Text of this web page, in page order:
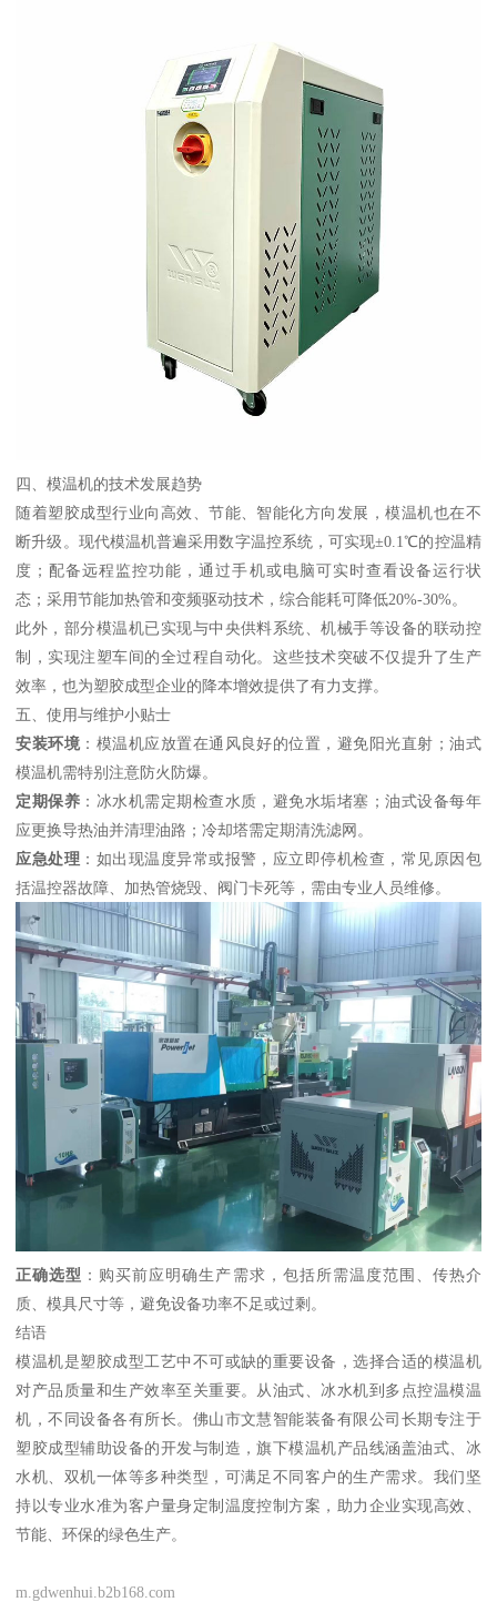
四、模温机的技术发展趋势
随着塑胶成型行业向高效、节能、智能化方向发展，模温机也在不
断升级。现代模温机普遍采用数字温控系统，可实现±0.1℃的控温精
度；配备远程监控功能，通过手机或电脑可实时查看设备运行状
态；采用节能加热管和变频驱动技术，综合能耗可降低20%-30%。
此外，部分模温机已实现与中央供料系统、机械手等设备的联动控
制，实现注塑车间的全过程自动化。这些技术突破不仅提升了生产
效率，也为塑胶成型企业的降本增效提供了有力支撑。
五、使用与维护小贴士
安装环境 ：模温机应放置在通风良好的位置，避免阳光直射；油式
模温机需特别注意防火防爆。
定期保养 ：冰水机需定期检查水质，避免水垢堵塞；油式设备每年
应更换导热油并清理油路；冷却塔需定期清洗滤网。
应急处理 ：如出现温度异常或报警，应立即停机检查，常见原因包
括温控器故障、加热管烧毁、阀门卡死等，需由专业人员维修。
正确选型 ：购买前应明确生产需求，包括所需温度范围、传热介
质、模具尺寸等，避免设备功率不足或过剩。
结语
模温机是塑胶成型工艺中不可或缺的重要设备，选择合适的模温机
对产品质量和生产效率至关重要。从油式、冰水机到多点控温模温
机，不同设备各有所长。佛山市文慧智能装备有限公司长期专注于
塑胶成型辅助设备的开发与制造，旗下模温机产品线涵盖油式、冰
水机、双机一体等多种类型，可满足不同客户的生产需求。我们坚
持以专业水准为客户量身定制温度控制方案，助力企业实现高效、
节能、环保的绿色生产。
m.gdwenhui.b2b168.com